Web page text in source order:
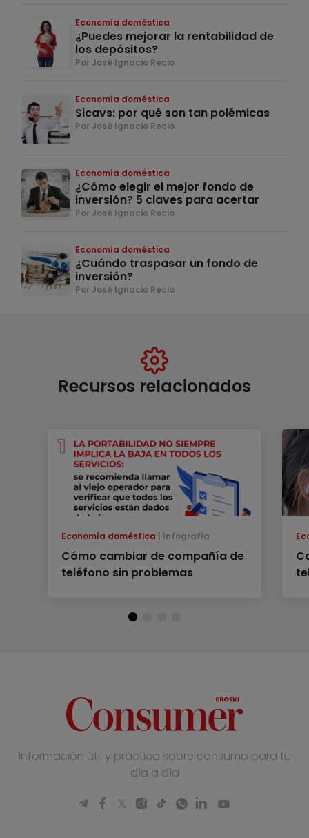
Economía doméstica
¿Puedes mejorar la rentabilidad de
los depósitos?
Por José Ignacio Recio
Economía doméstica
Sicavs: por qué son tan polémicas
Por José Ignacio Recio
Economía doméstica
¿Cómo elegir el mejor fondo de
inversión? 5 claves para acertar
Por José Ignacio Recio
Economía doméstica
¿Cuándo traspasar un fondo de
inversión?
Por José Ignacio Recio
Recursos relacionados
Economía doméstica Infografía
Cómo cambiar de compañía de
teléfono sin problemas
Información útil y práctica sobre consumo para tu
día a día